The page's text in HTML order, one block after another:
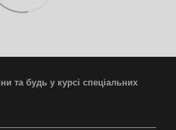
та будь у курсі спеціальних